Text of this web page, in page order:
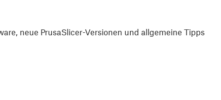
neue PrusaSlicer-Versionen und allgemeine Tipps